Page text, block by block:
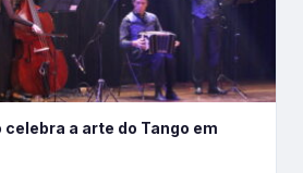
celebra a arte do Tango em